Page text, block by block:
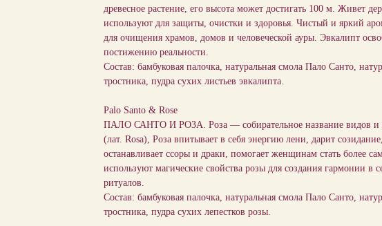
древесное растение, его высота может достигать 100 м. Живет
используют для защиты, очистки и здоровья. Чистый и яркий
для очищения храмов, домов и человеческой ауры. Эвкалипт
постижению реальности.
Состав: бамбуковая палочка, натуральная смола Пало Санто,
тростника, пудра сухих листьев эвкалипта.
Palo Santo & Rose
ПАЛО САНТО И РОЗА. Роза — собирательное название видов и
(лат. Rosa), Роза впитывает в себя энергию лени, дарит
останавливает ссоры и драки, помогает женщинам стать более
используют магические свойства розы для создания гармонии
ритуалов.
Состав: бамбуковая палочка, натуральная смола Пало Санто,
тростника, пудра сухих лепестков розы.